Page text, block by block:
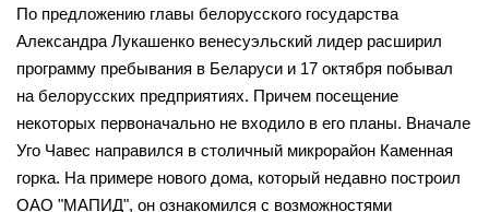
По предложению главы белорусского государства
Александра Лукашенко венесуэльский лидер расширил
программу пребывания в Беларуси и 17 октября побывал
на белорусских предприятиях. Причем посещение
некоторых первоначально не входило в его планы. Вначале
Уго Чавес направился в столичный микрорайон Каменная
горка. На примере нового дома, который недавно построил
ОАО "МАПИД", он ознакомился с возможностями